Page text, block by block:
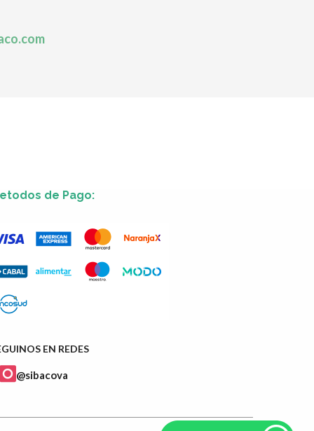
de Pago:
EN REDES
@sibacova